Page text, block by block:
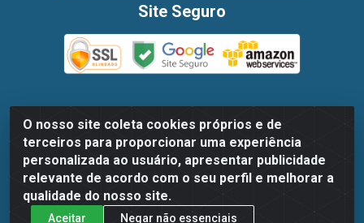
O nosso site coleta cookies próprios e de
terceiros para proporcionar uma experiência
personalizada ao usuário, apresentar publicidade
relevante de acordo com o seu perfil e melhorar a
qualidade do nosso site.
Aceitar Negar não essenciais
Site Seguro
Dispan Distribuidora de Alimentos LTDA - Avenida Marechal
Mascarenhas De Moraes, 1048- Imbiribeira, Recife/PE - CEP
51.170-000 - CNPJ 30.779.584/0003-78